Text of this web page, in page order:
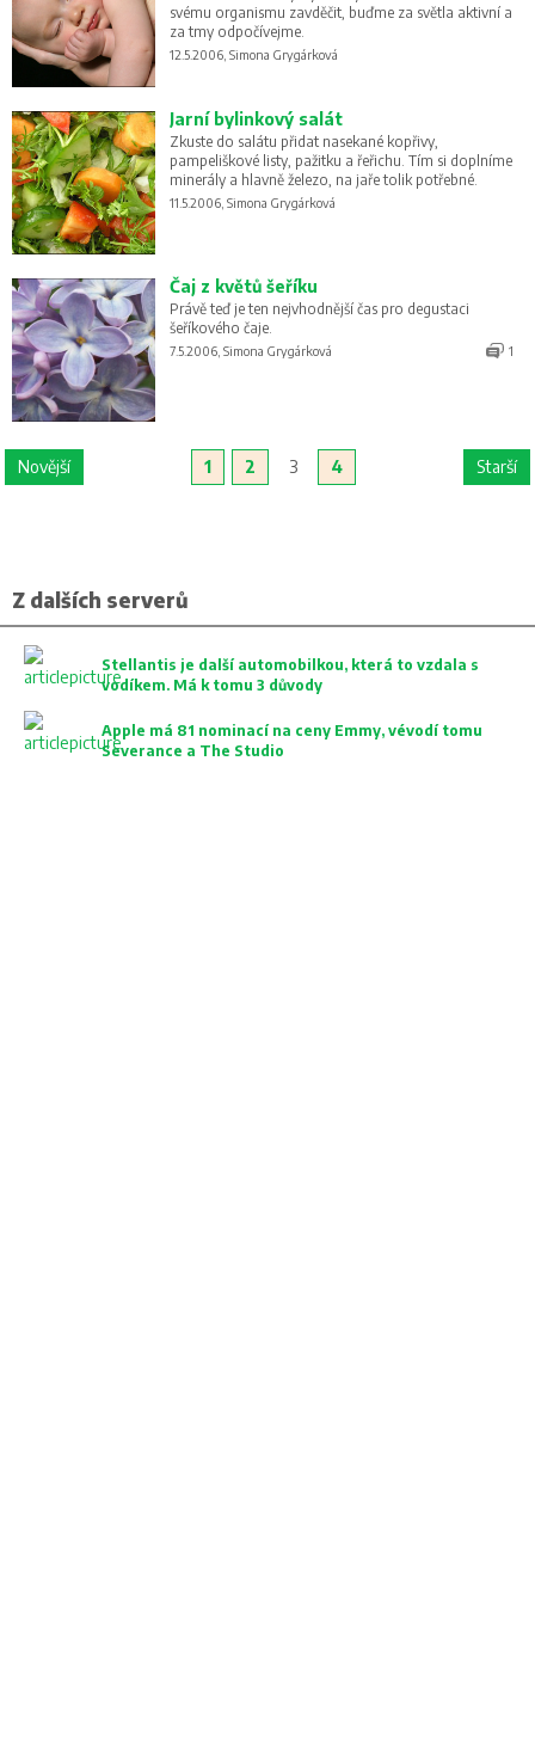
svému organismu zavděčit, buďme za světla aktivní a
za tmy odpočívejme.
12.5.2006, Simona Grygárková
Jarní bylinkový salát
Zkuste do salátu přidat nasekané kopřivy,
pampeliškové listy, pažitku a řeřichu. Tím si doplníme
minerály a hlavně železo, na jaře tolik potřebné.
11.5.2006, Simona Grygárková
Čaj z květů šeříku
Právě teď je ten nejvhodnější čas pro degustaci
šeříkového čaje.
7.5.2006, Simona Grygárková 1
Novější 1 2 3 4 Starší
Z dalších serverů
Stellantis je další automobilkou, která to vzdala s
vodíkem. Má k tomu 3 důvody
Apple má 81 nominací na ceny Emmy, vévodí tomu
Severance a The Studio